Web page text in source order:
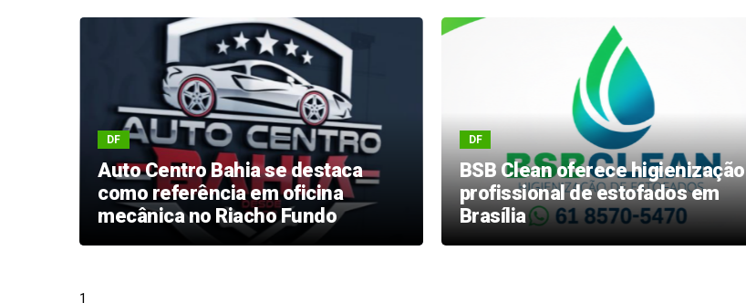
DF
Auto Centro Bahia se destaca
como referência em oficina
mecânica no Riacho Fundo
DF
BSB Clean oferece higienização
profissional de estofados em
Brasília
1